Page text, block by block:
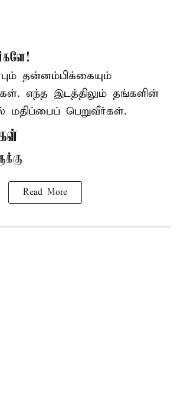
தன்னம்பிக்கையும்
எந்த இடத்திலும் தங்களின்
மதிப்பைப் பெறுவீர்கள்.
Read More